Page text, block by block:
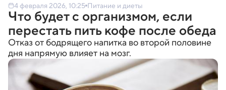
4 февраля 2026, 10:25 Питание и диеты
Что будет с организмом, если
перестать пить кофе после обеда
Отказ от бодрящего напитка во второй половине
дня напрямую влияет на мозг.